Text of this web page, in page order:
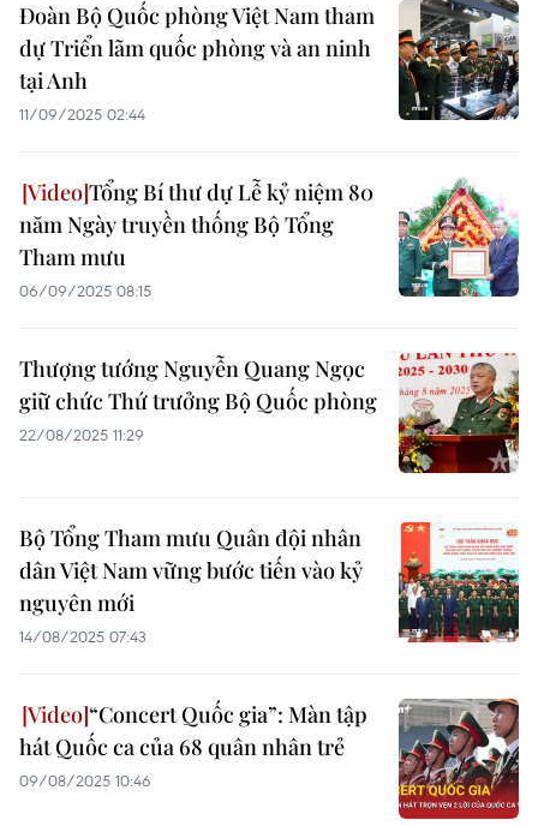
Đoàn Bộ Quốc phòng Việt Nam tham
dự Triển lãm quốc phòng và an ninh
tại Anh
11/09/2025 02:44
Tổng Bí thư dự Lễ kỷ niệm 80
năm Ngày truyền thống Bộ Tổng
Tham mưu
06/09/2025 08:15
Thượng tướng Nguyễn Quang Ngọc
giữ chức Thứ trưởng Bộ Quốc phòng
22/08/2025 11:29
Bộ Tổng Tham mưu Quân đội nhân
dân Việt Nam vững bước tiến vào kỷ
nguyên mới
14/08/2025 07:43
“Concert Quốc gia”: Màn tập
hát Quốc ca của 68 quân nhân trẻ
09/08/2025 10:46